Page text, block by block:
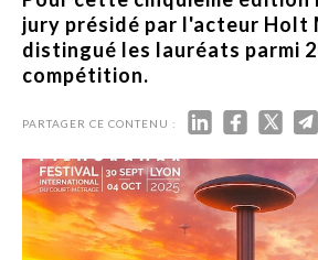
jury présidé par l'acteur Holt
distingué les lauréats parmi
compétition.
PARTAGER CE CONTENU :